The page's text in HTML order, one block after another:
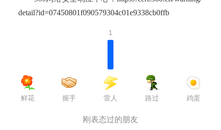
detail?id=07450801f090579304c01e9338cb0ffb
鲜花 握手
1
雷人 路过 鸡蛋
刚表态过的朋友